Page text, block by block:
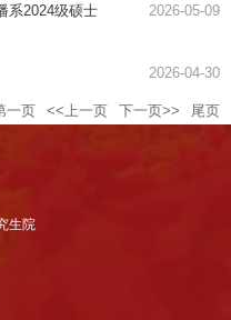
系2024级硕士
2026-05-09
2026-04-30
一页 <<上一页 下一页>> 尾页
生院